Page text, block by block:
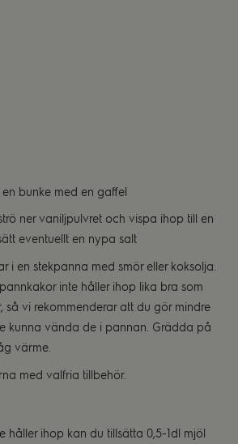
bunke med en gaffel
ner vaniljpulvret och vispa ihop till en
eventuellt en nypa salt
i en stekpanna med smör eller koksolja.
inte håller ihop lika bra som
vi rekommenderar att du gör mindre
kunna vända de i pannan. Grädda på
värme.
med valfria tillbehör.
håller ihop kan du tillsätta 0,5-1dl mjöl